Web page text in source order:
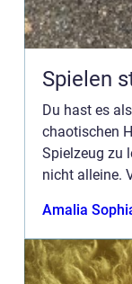
Spielen
Du hast es
chaotischen
Spielzeug zu
nicht alleine.
Amalia